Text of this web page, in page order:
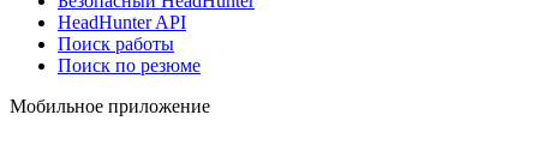
HeadHunter API
Поиск работы
Поиск по резюме
Мобильное приложение